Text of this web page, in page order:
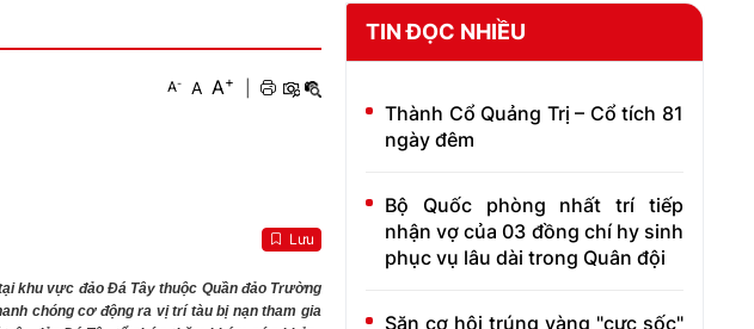
A- A A+
Lưu
khu vực đảo Đá Tây thuộc Quần đảo Trường
chóng cơ động ra vị trí tàu bị nạntham gia
TIN ĐỌC NHIỀU
Thành Cổ Quảng Trị – Cổ tích 81
ngày đêm
Bộ Quốc phòng nhất trí tiếp
nhận vợ của 03 đồng chí hy sinh
phục vụ lâu dài trong Quân đội
Săn cơ hội trúng vàng "cực sốc"